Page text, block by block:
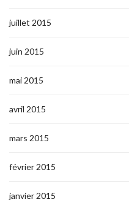
juillet 2015
juin 2015
mai 2015
avril 2015
mars 2015
février 2015
janvier 2015